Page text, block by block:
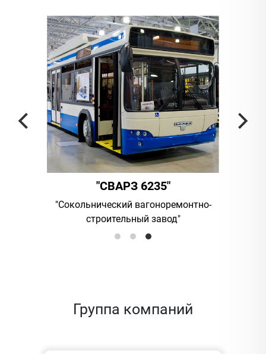
"СВАРЗ 6235"
"Сокольнический вагоноремонтно-
строительный завод"
Группа компаний